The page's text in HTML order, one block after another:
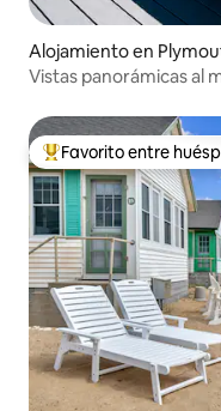
Alojamiento en
Vistas panorámicas al
Favorito entre
Favorito entre